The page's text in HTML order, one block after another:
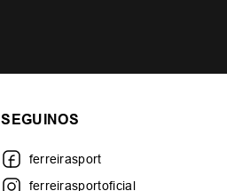
SEGUINOS
ferreirasport
ferreirasportoficial